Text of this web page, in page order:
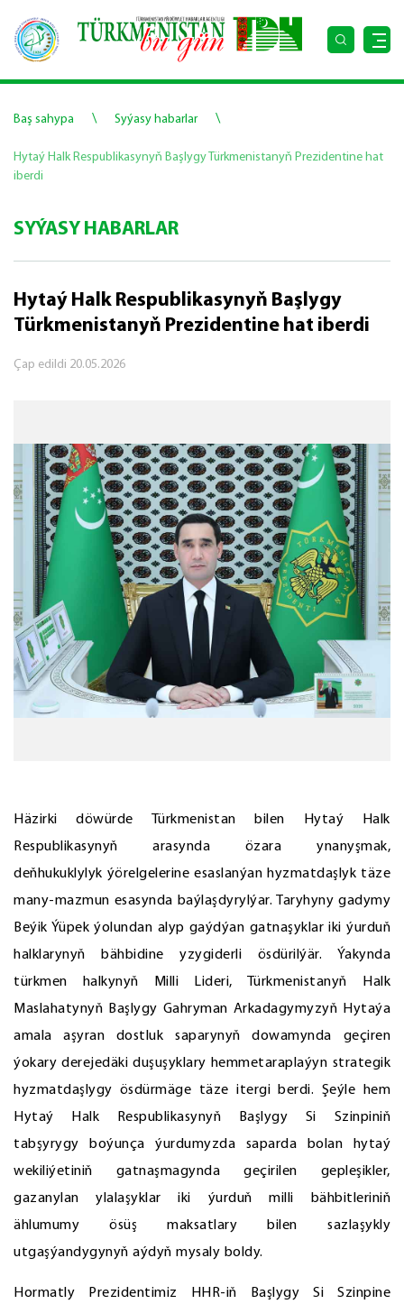
Baş sahypa \ Syýasy habarlar \
Hytaý Halk Respublikasynyň Başlygy Türkmenistanyň Prezidentine hat
iberdi
SYÝASY HABARLAR
Hytaý Halk Respublikasynyň Başlygy
Türkmenistanyň Prezidentine hat iberdi
Çap edildi 20.05.2026
Häzirki döwürde Türkmenistan bilen Hytaý Halk
Respublikasynyň arasynda özara ynanyşmak,
deňhukuklylyk ýörelgelerine esaslanýan hyzmatdaşlyk täze
many-mazmun esasynda baýlaşdyrylýar. Taryhyny gadymy
Beýik Ýüpek ýolundan alyp gaýdýan gatnaşyklar iki ýurduň
halklarynyň bähbidine yzygiderli ösdürilýär. Ýakynda
türkmen halkynyň Milli Lideri, Türkmenistanyň Halk
Maslahatynyň Başlygy Gahryman Arkadagymyzyň Hytaýa
amala aşyran dostluk saparynyň dowamynda geçiren
ýokary derejedäki duşuşyklary hemmetaraplaýyn strategik
hyzmatdaşlygy ösdürmäge täze itergi berdi. Şeýle hem
Hytaý Halk Respublikasynyň Başlygy Si Szinpiniň
tabşyrygy boýunça ýurdumyzda saparda bolan hytaý
wekiliýetiniň gatnaşmagynda geçirilen gepleşikler,
gazanylan ylalaşyklar iki ýurduň milli bähbitleriniň
ählumumy ösüş maksatlary bilen sazlaşykly
utgaşýandygynyň aýdyň mysaly boldy.
Hormatly Prezidentimiz HHR-iň Başlygy Si Szinpine